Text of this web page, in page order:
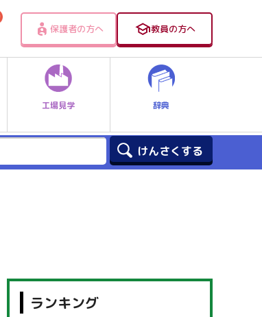
保護者の方へ 教員の方へ
工場見学 辞典
ランキング